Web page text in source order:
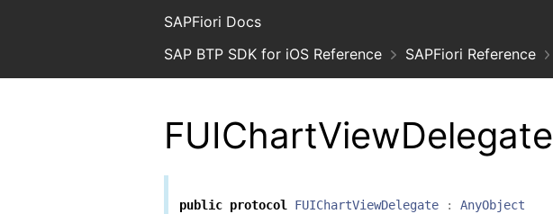
SAPFiori Docs
SAP BTP SDK for iOS Reference
SAPFiori Reference
FUIChartViewDelegate
public protocol FUIChartViewDelegate : AnyObject